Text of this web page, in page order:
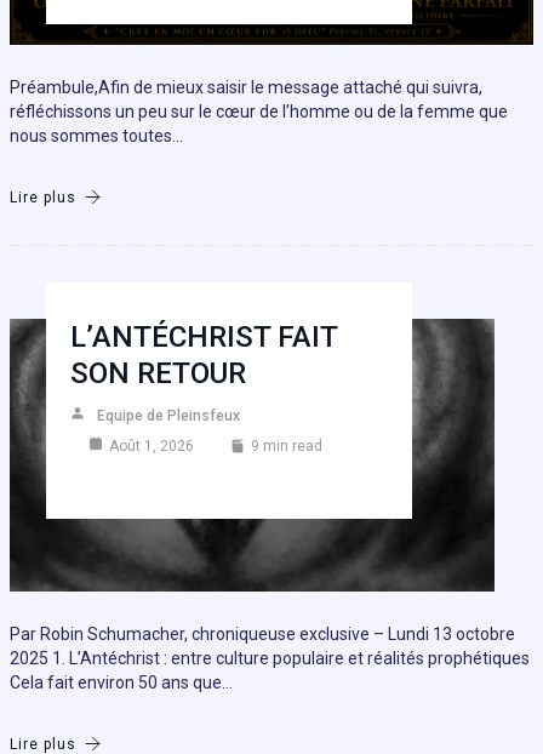
Préambule,Afin de mieux saisir le message attaché qui suivra,
réfléchissons un peu sur le cœur de l’homme ou de la femme que
nous sommes toutes…
Lire plus
L’ANTÉCHRIST FAIT
SON RETOUR
Equipe de Pleinsfeux
Août 1, 2026
9 min read
Par Robin Schumacher, chroniqueuse exclusive – Lundi 13 octobre
2025 1. L’Antéchrist : entre culture populaire et réalités prophétiques
Cela fait environ 50 ans que…
Lire plus